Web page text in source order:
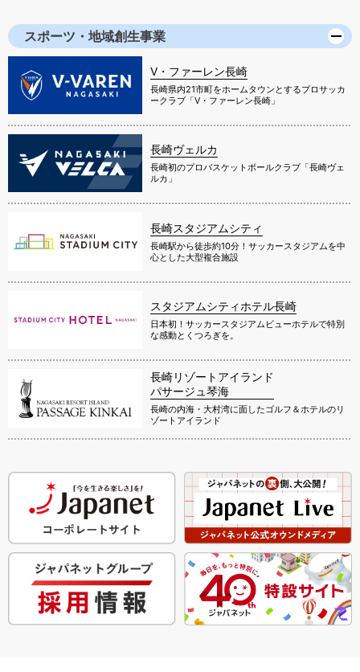
スポーツ・地域創生事業
V・ファーレン長崎
長崎県内21市町をホームタウンとするプロサッカ
ークラブ「V・ファーレン長崎」
長崎ヴェルカ
長崎初のプロバスケットボールクラブ「長崎ヴェ
ルカ」
長崎スタジアムシティ
長崎駅から徒歩約10分！サッカースタジアムを中
心とした大型複合施設
スタジアムシティホテル長崎
日本初！サッカースタジアムビューホテルで特別
な感動とくつろぎを。
長崎リゾートアイランド
パサージュ琴海
長崎の内海・大村湾に面したゴルフ＆ホテルのリ
ゾートアイランド